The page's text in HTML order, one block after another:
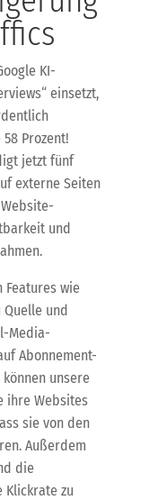
KI-
einsetzt,
Prozent!
jetzt fünf
externe Seiten
und
Features wie
und
Media-
Abonnement-
können unsere
ihre Websites
sie von den
Außerdem
die
Klickrate zu